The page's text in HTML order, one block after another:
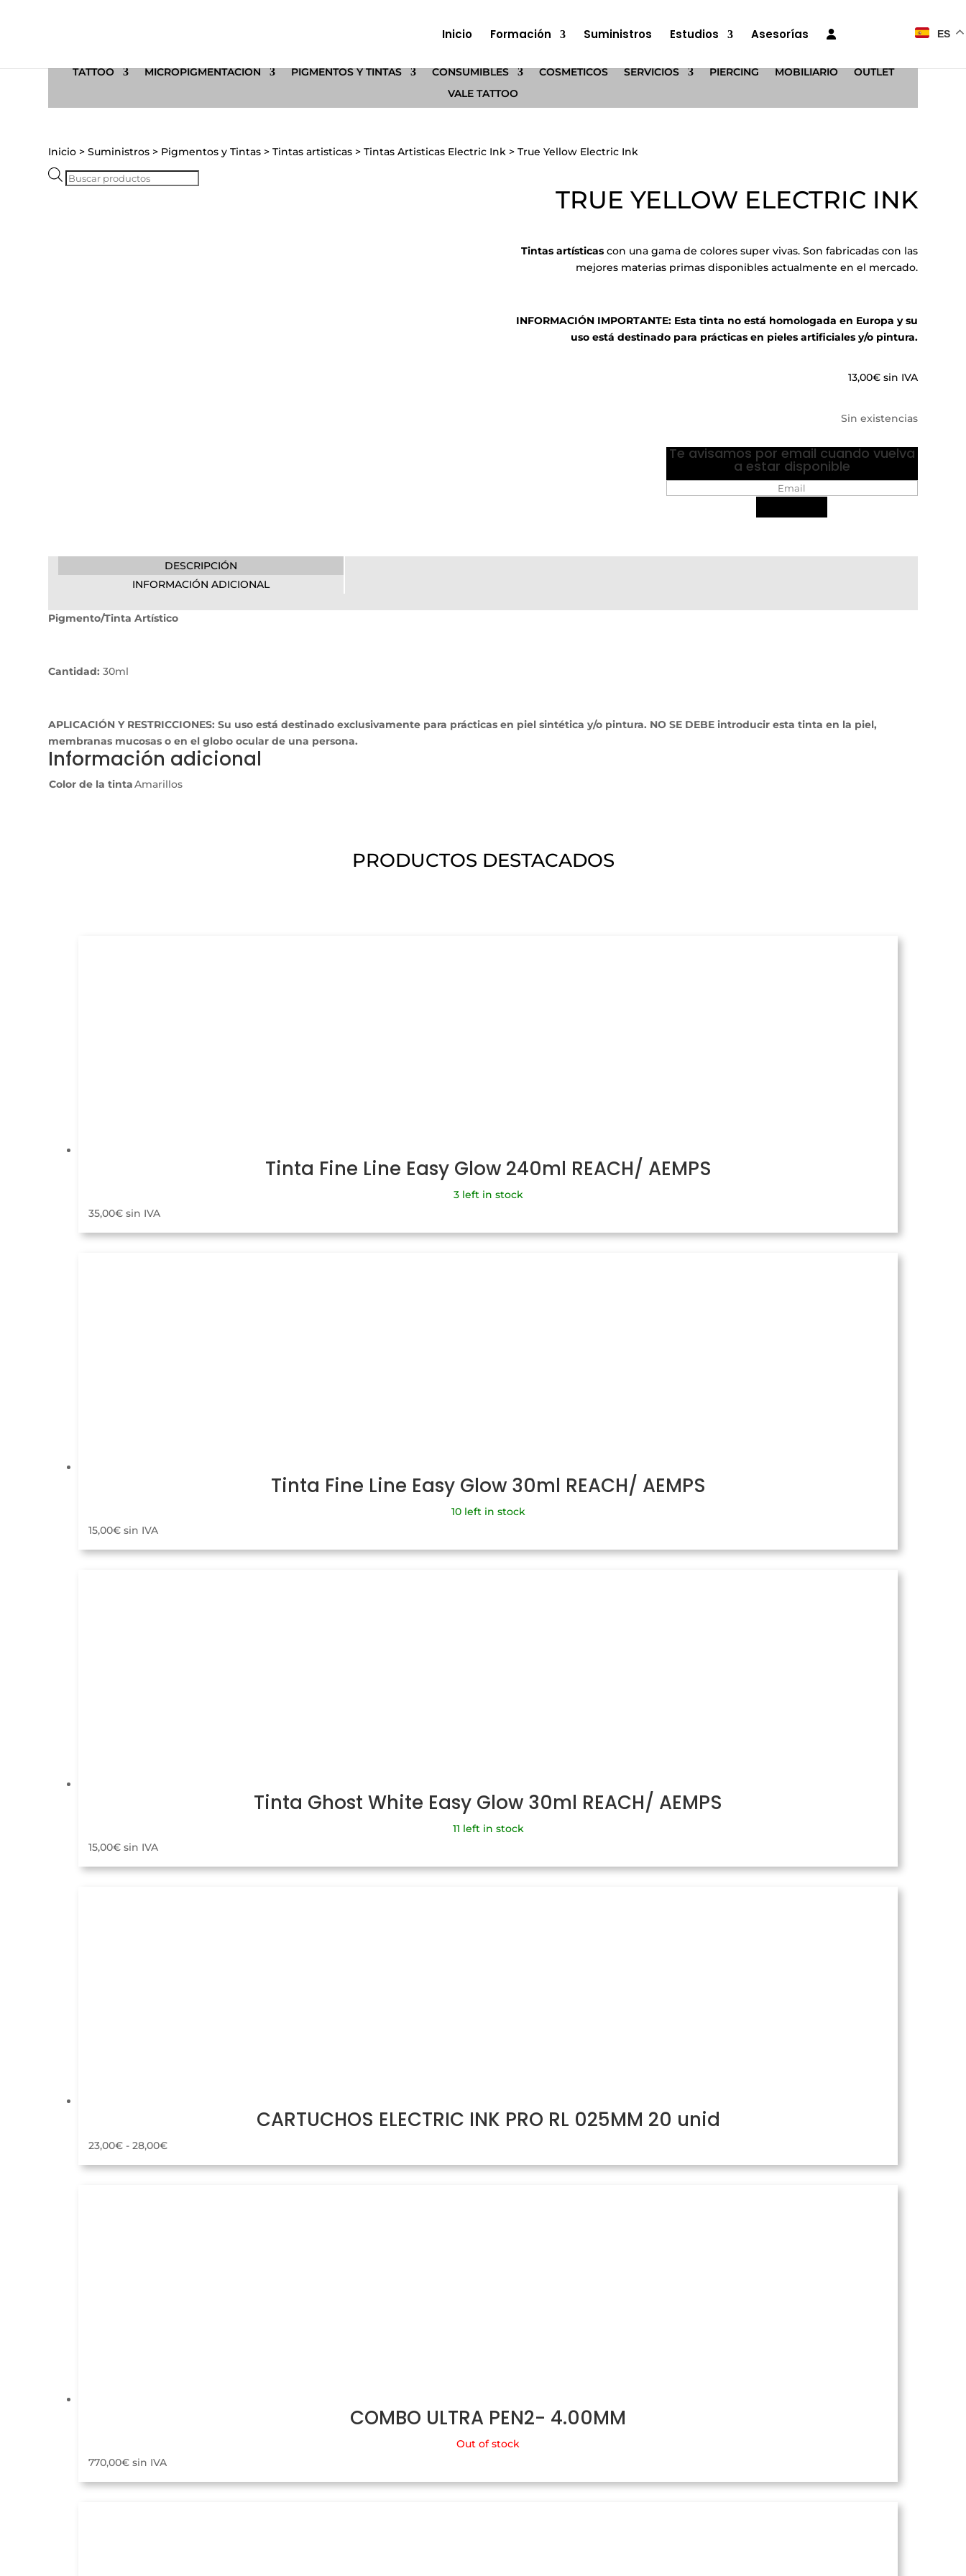
Inicio Formación Suministros Estudios Asesorías ES
TATTOO MICROPIGMENTACIÓN PIGMENTOS Y TINTAS CONSUMIBLES COSMÉTICOS SERVICIOS PIERCING MOBILIARIO
OUTLET
VALE TATTOO
Inicio >Suministros > Pigmentos y Tintas >Tintas artisticas >Tintas Artisticas Electric Ink >True Yellow Electric Ink
Búsqueda
TRUE YELLOW ELECTRIC INK
Tintas artísticas con una gama de colores super vivas. Son fabricadas con las
mejores materias primas disponibles actualmente en el mercado.
INFORMACIÓN IMPORTANTE: Esta tinta no está homologada en Europa y su
uso está destinado para prácticas en pieles artificiales y/o pintura.
13,00€ sin IVA
Sin existencias
Te avisamos por email cuando vuelva
a estar disponible
DESCRIPCIÓN
INFORMACIÓN ADICIONAL
Pigmento/Tinta Artístico
Cantidad: 30ml
APLICACIÓN Y RESTRICCIONES: Su uso está destinado exclusivamente para prácticas en piel sintética y/o pintura. NO SE DEBE introducir esta tinta en la piel,
membranas mucosas o en el globo ocular de una persona.
Información adicional
Color de la tintaAmarillos
PRODUCTOS DESTACADOS
Tinta Fine Line Easy Glow 240ml REACH/ AEMPS
3 left in stock
35,00€ sin IVA
Tinta Fine Line Easy Glow 30ml REACH/ AEMPS
10 left in stock
15,00€ sin IVA
Tinta Ghost White Easy Glow 30ml REACH/ AEMPS
11 left in stock
15,00€ sin IVA
CARTUCHOS ELECTRIC INK PRO RL 025MM 20 unid
23,00€ - 28,00€Rango
de
COMBO ULTRA PEN2- 4.00MM
Out of stock
770,00€ sin IVA